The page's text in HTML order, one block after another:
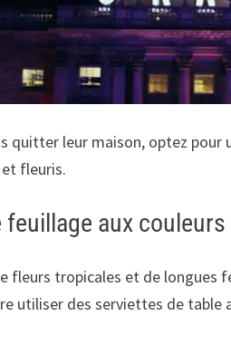
quitter leur maison, optez pour
fleuris.
aux couleurs
fleurs tropicales et de longues
utiliser des serviettes de table